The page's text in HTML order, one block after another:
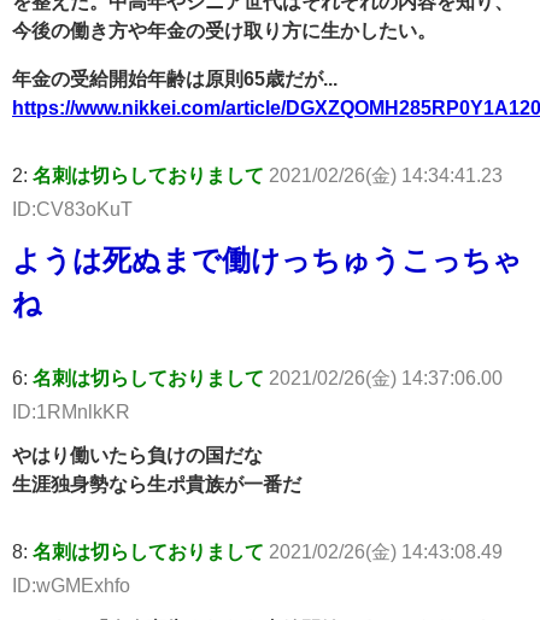
今後の働き方や年金の受け取り方に生かしたい。
年金の受給開始年齢は原則65歳だが...
https://www.nikkei.com/article/
2: 名刺は切らしておりまして 2021/02/26(金) 14:34:41.23
ID:CV83oKuT
ようは死ぬまで働けっちゅうこっちゃ
ね
6: 名刺は切らしておりまして 2021/02/26(金) 14:37:06.00
ID:1RMnlkKR
やはり働いたら負けの国だな
生涯独身勢なら生ポ貴族が一番だ
8: 名刺は切らしておりまして 2021/02/26(金) 14:43:08.49
ID:wGMExhfo